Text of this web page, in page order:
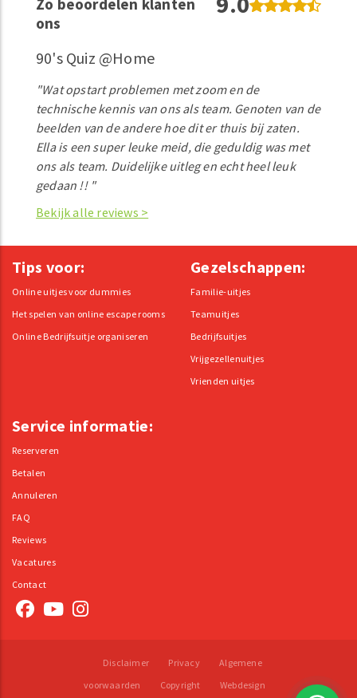
Zo beoordelen klanten
ons
90's Quiz @Home
"Wat opstart problemen met zoom en de
technische kennis van ons als team. Genoten van de
beelden van de andere hoe dit er thuis bij zaten.
Ella is een super leuke meid, die geduldig was met
ons als team. Duidelijke uitleg en echt heel leuk
gedaan !! "
Bekijk alle reviews >
Tips voor:
Online uitjes voor dummies
Het spelen van online escape rooms
Online Bedrijfsuitje organiseren
Gezelschappen:
Familie-uitjes
Teamuitjes
Bedrijfsuitjes
Vrijgezellenuitjes
Vrienden uitjes
Service informatie:
Reserveren
Betalen
Annuleren
FAQ
Reviews
Vacatures
Contact
Disclaimer Privacy
Algemene
voorwaarden
Copyright Webdesign